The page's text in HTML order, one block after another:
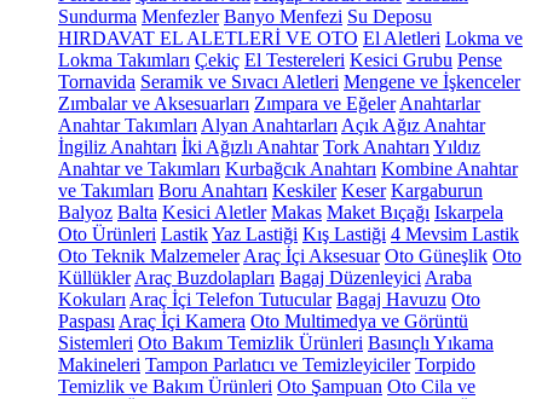
Sundurma Menfezler Banyo Menfezi Su Deposu
HIRDAVAT EL ALETLERİ VE OTO El Aletleri Lokma ve
Lokma Takımları Çekiç El Testereleri Kesici Grubu Pense
Tornavida Seramik ve Sıvacı Aletleri Mengene ve İşkenceler
Zımbalar ve Aksesuarları Zımpara ve Eğeler Anahtarlar
Anahtar Takımları Alyan Anahtarları Açık Ağız Anahtar
İngiliz Anahtarı İki Ağızlı Anahtar Tork Anahtarı Yıldız
Anahtar ve Takımları Kurbağcık Anahtarı Kombine Anahtar
ve Takımları Boru Anahtarı Keskiler Keser Kargaburun
Balyoz Balta Kesici Aletler Makas Maket Bıçağı Iskarpela
Oto Ürünleri LastikYaz Lastiği Kış Lastiği 4 Mevsim Lastik
Oto Teknik Malzemeler Araç İçi Aksesuar Oto Güneşlik Oto
Küllükler Araç Buzdolapları Bagaj Düzenleyici Araba
Kokuları Araç İçi Telefon Tutucular Bagaj Havuzu Oto
Paspası Araç İçi Kamera Oto Multimedya ve Görüntü
Sistemleri Oto Bakım Temizlik Ürünleri Basınçlı Yıkama
Makineleri Tampon Parlatıcı ve Temizleyiciler Torpido
Temizlik ve Bakım Ürünleri Oto Şampuan Oto Cila ve